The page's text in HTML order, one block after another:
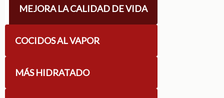
MEJORA LA CALIDAD DE VIDA
COCIDOS AL VAPOR
MÁS HIDRATADO